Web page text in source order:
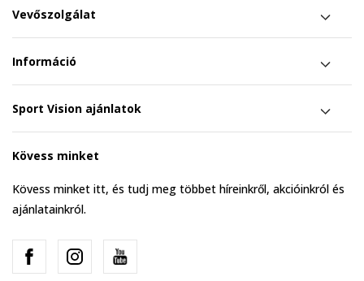
Vevőszolgálat
Információ
Sport Vision ajánlatok
Kövess minket
Kövess minket itt, és tudj meg többet híreinkről, akcióinkról és
ajánlatainkról.